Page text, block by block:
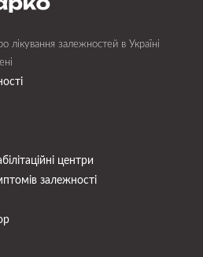
лікування залежностей в Україні
центри
залежності